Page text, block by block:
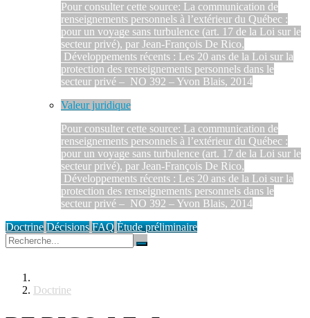
Pour consulter cette source: La communication de
renseignements personnels à l’extérieur du Québec :
pour un voyage sans turbulence (art. 17 de la Loi sur le
secteur privé), par Jean-François De Rico,
Développements récents : Les 20 ans de la Loi sur la
protection des renseignements personnels dans le
secteur privé – NO 392 – Yvon Blais, 2014
Valeur juridique
Pour consulter cette source: La communication de
renseignements personnels à l’extérieur du Québec :
pour un voyage sans turbulence (art. 17 de la Loi sur le
secteur privé), par Jean-François De Rico,
Développements récents : Les 20 ans de la Loi sur la
protection des renseignements personnels dans le
secteur privé – NO 392 – Yvon Blais, 2014
Doctrine Décisions FAQ Étude préliminaire
Doctrine